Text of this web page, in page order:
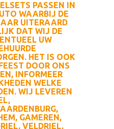
PASSEN IN
WAARBIJ DE
UITERAARD
DAT WIJ DE
UW
HET IS OOK
DOOR ONS
INFORMEER
WELKE
WIJ LEVEREN
GAMEREN,
VELDRIEL,